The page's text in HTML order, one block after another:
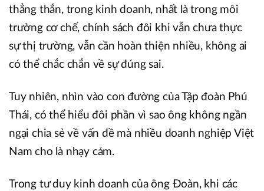
thẳng thắn, trong kinh doanh, nhất là trong môi
trường cơ chế, chính sách đôi khi vẫn chưa thực
sự thị trường, vẫn cần hoàn thiện nhiều, không ai
có thể chắc chắn về sự đúng sai.
Tuy nhiên, nhìn vào con đường của Tập đoàn Phú
Thái, có thể hiểu đôi phần vì sao ông không ngần
ngại chia sẻ về vấn đề mà nhiều doanh nghiệp Việt
Nam cho là nhạy cảm.
Trong tư duy kinh doanh của ông Đoàn, khi các